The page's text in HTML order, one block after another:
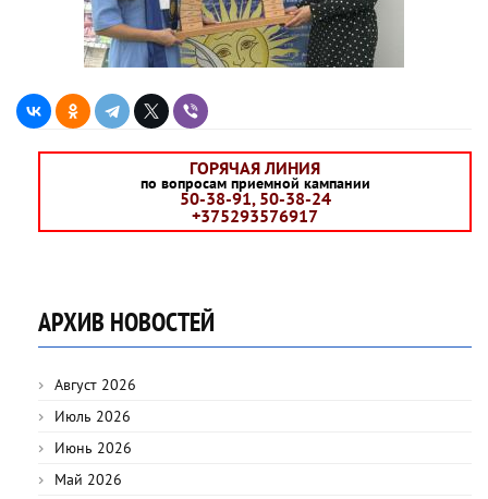
ГОРЯЧАЯ ЛИНИЯ
по вопросам приемной кампании
50-38-91, 50-38-24
+375293576917
АРХИВ НОВОСТЕЙ
Август 2026
Июль 2026
Июнь 2026
Май 2026